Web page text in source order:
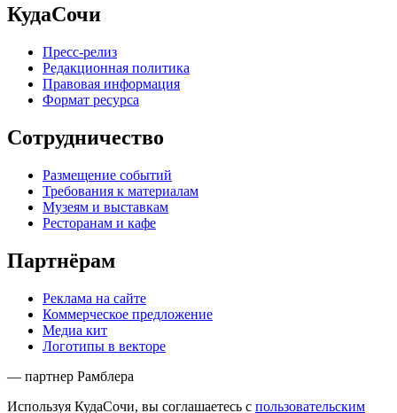
КудаСочи
Пресс-релиз
Редакционная политика
Правовая информация
Формат ресурса
Сотрудничество
Размещение событий
Требования к материалам
Музеям и выставкам
Ресторанам и кафе
Партнёрам
Реклама на сайте
Коммерческое предложение
Медиа кит
Логотипы в векторе
— партнер Рамблера
Используя КудаСочи, вы соглашаетесь с пользовательским